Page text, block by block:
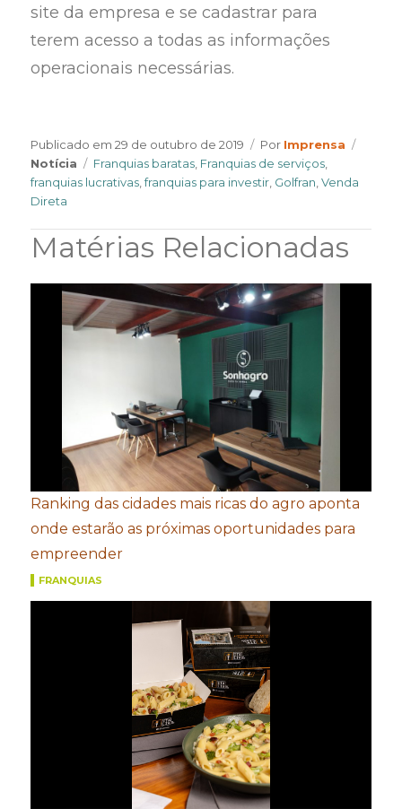
site da empresa e se cadastrar para
terem acesso a todas as informações
operacionais necessárias.
Publicado em29 de outubro de 2019 Por Author
Imprensa
Notícia
Tags
Franquias baratas Franquias de serviços
franquias lucrativas ,franquias para investir Golfran ,Venda
Direta
Matérias Relacionadas
Ranking das cidades mais ricas do agro aponta
onde estarão as próximas oportunidades para
empreender
FRANQUIAS